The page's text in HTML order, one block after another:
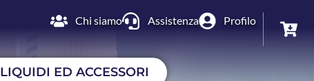
Chi siamo Assistenza Profilo
LIQUIDI ED ACCESSORI